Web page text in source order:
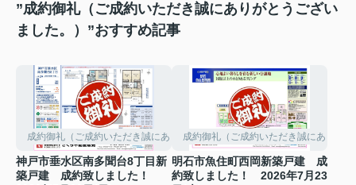
”成約御礼（ご成約いただき誠にありがとうござい
ました。）”おすすめ記事
成約御礼（ご成約いただき誠にありがとうございました。）
神戸市垂水区南多聞台8丁目新
築戸建 成約致しました！
成約御礼（ご成約いただき誠にありが
明石市魚住町西岡新築戸建 成
約致しました！ 2026年7月23